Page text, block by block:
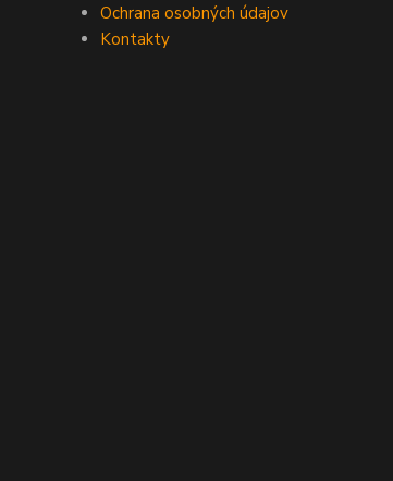
Ochrana osobných údajov
Kontakty